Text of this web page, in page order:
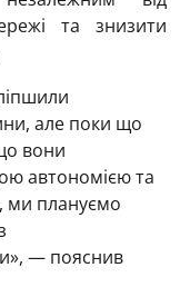
та знизити
але поки що
вони
автономією та
ми плануємо
— пояснив